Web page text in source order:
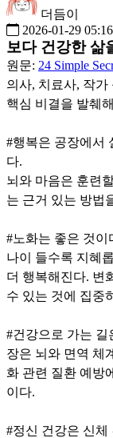
더듬이
2026-01-29 05:16
보다 건강한 삶
원문: 24 Simple
의사, 치료사, 작가
핵심 비결을 발췌
#행복은 공장에서
다.
뇌와 마음은 훈련
는 근거 있는 방법
#노화는 좋은 것이
나이 들수록 지혜
더 행복해진다. 변
수 있는 것에 집중
#건강으로 가는 길
장은 뇌와 면역 체
화 관련 질환 예방
이다.
#정신 건강은 신체